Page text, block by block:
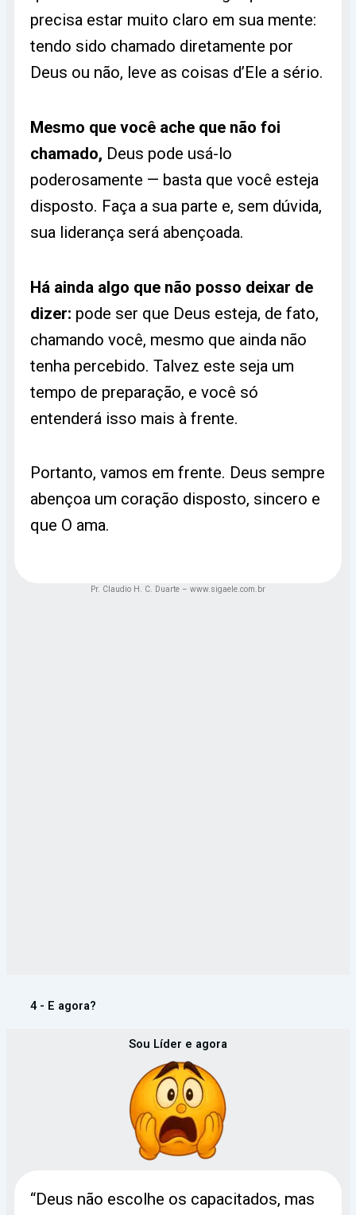
precisa estar muito claro em sua mente:
tendo sido chamado diretamente por
Deus ou não, leve as coisas d’Ele a sério.
Mesmo que você ache que não foi
chamado, Deus pode usá-lo
poderosamente — basta que você esteja
disposto. Faça a sua parte e, sem dúvida,
sua liderança será abençoada.
Há ainda algo que não posso deixar de
dizer: pode ser que Deus esteja, de fato,
chamando você, mesmo que ainda não
tenha percebido. Talvez este seja um
tempo de preparação, e você só
entenderá isso mais à frente.
Portanto, vamos em frente. Deus sempre
abençoa um coração disposto, sincero e
que O ama.
Pr. Claudio H. C. Duarte – www.sigaele.com.br
4 - E agora?
Sou Líder e agora
“Deus não escolhe os capacitados, mas